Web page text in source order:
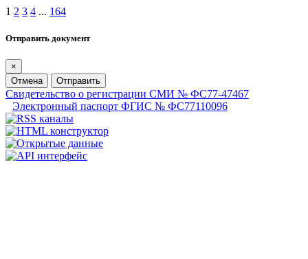
1 2 3 4 ... 164
Отправить документ
×
Отмена
Отправить
Свидетельство о регистрации СМИ № ФС77-47467
Электронный паспорт ФГИС № ФС77110096